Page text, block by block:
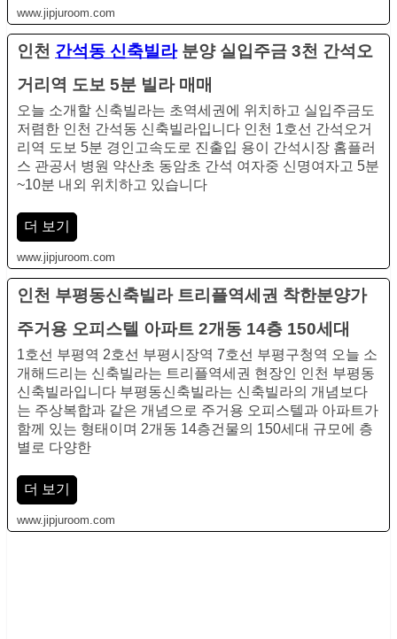
www.jipjuroom.com
인천 간석동 신축빌라분양 실입주금 3천 간석오
거리역 도보 5분 빌라 매매
오늘 소개할 신축빌라는 초역세권에 위치하고 실입주금도
저렴한 인천 간석동 신축빌라입니다 인천 1호선 간석오거
리역 도보 5분 경인고속도로 진출입 용이 간석시장 홈플러
스 관공서 병원 약산초 동암초 간석 여자중 신명여자고 5분
~10분 내외 위치하고 있습니다
더 보기
www.jipjuroom.com
인천 부평동신축빌라 트리플역세권 착한분양가
주거용 오피스텔 아파트 2개동 14층 150세대
1호선 부평역 2호선 부평시장역 7호선 부평구청역 오늘 소
개해드리는 신축빌라는 트리플역세권 현장인 인천 부평동
신축빌라입니다 부평동신축빌라는 신축빌라의 개념보다
는 주상복합과 같은 개념으로 주거용 오피스텔과 아파트가
함께 있는 형태이며 2개동 14층건물의 150세대 규모에 층
별로 다양한
더 보기
www.jipjuroom.com